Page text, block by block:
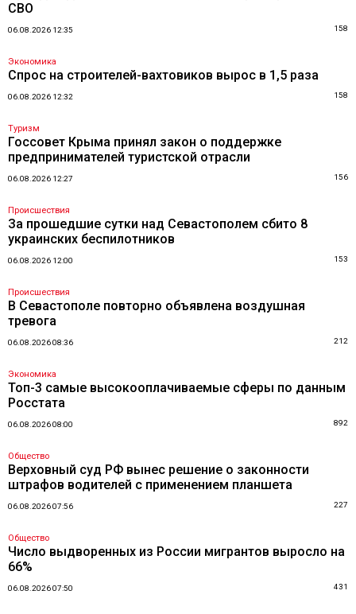
СВО
06.08.2026 12:35 158
Экономика
Спрос на строителей-вахтовиков вырос в 1,5 раза
06.08.2026 12:32 158
Туризм
Госсовет Крыма принял закон о поддержке
предпринимателей туристской отрасли
06.08.2026 12:27 156
Происшествия
За прошедшие сутки над Севастополем сбито 8
украинских беспилотников
06.08.2026 12:00 153
Происшествия
В Севастополе повторно объявлена воздушная
тревога
06.08.2026 08:36 212
Экономика
Топ-3 самые высокооплачиваемые сферы по данным
Росстата
06.08.2026 08:00 892
Общество
Верховный суд РФ вынес решение о законности
штрафов водителей с применением планшета
06.08.2026 07:56 227
Общество
Число выдворенных из России мигрантов выросло на
66%
06.08.2026 07:50 431